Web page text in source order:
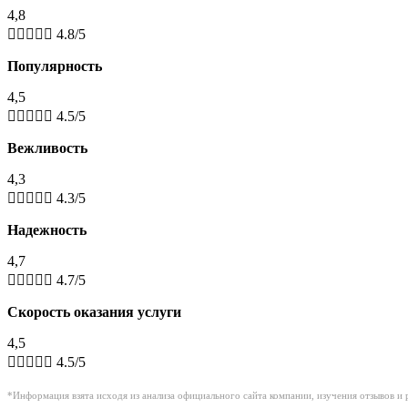
4,8
     4.8/5
Популярность
4,5
     4.5/5
Вежливость
4,3
     4.3/5
Надежность
4,7
     4.7/5
Скорость оказания услуги
4,5
     4.5/5
*Информация взята исходя из анализа официального сайта компании, изучения отзывов и